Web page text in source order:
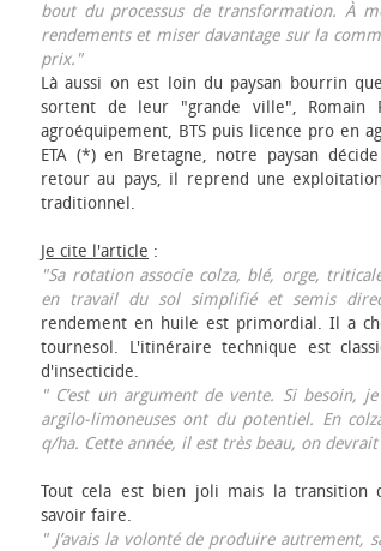
bout du processus de transformation. À
rendements et miser davantage sur la
prix."
Là aussi on est loin du paysan bourrin
sortent de leur "grande ville", Romain
agroéquipement, BTS puis licence pro en
ETA (*) en Bretagne, notre paysan
retour au pays, il reprend une
traditionnel.
Je cite l'article :
"Sa rotation associe colza, blé, orge,
en travail du sol simplifié et semis
rendement en huile est primordial. Il a
tournesol. L'itinéraire technique est
d'insecticide.
" C’est un argument de vente. Si besoin,
argilo-limoneuses ont du potentiel. En
q/ha. Cette année, il est très beau, on
Tout cela est bien joli mais la transition
savoir faire.
" J’avais la volonté de produire autrement,